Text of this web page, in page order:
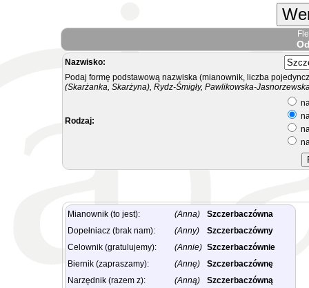
Nazwisko:
Podaj formę podstawową nazwiska (mianownik, liczba
(Skarżanka, Skarżyna), Rydz-Śmigły, Pawlikowska-
Rodzaj:
Mianownik (to jest): (Anna)
Szczerbaczówna
Dopełniacz (brak nam):
(Anny)
Szczerbaczówny
Celownik (gratulujemy):
(Annie) Szczerbaczównie
Biernik (zapraszamy):
(Annę)
Szczerbaczównę
Narzędnik (razem z):
(Anną)
Szczerbaczówną